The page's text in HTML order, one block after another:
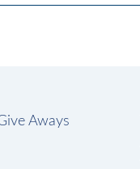
Aways